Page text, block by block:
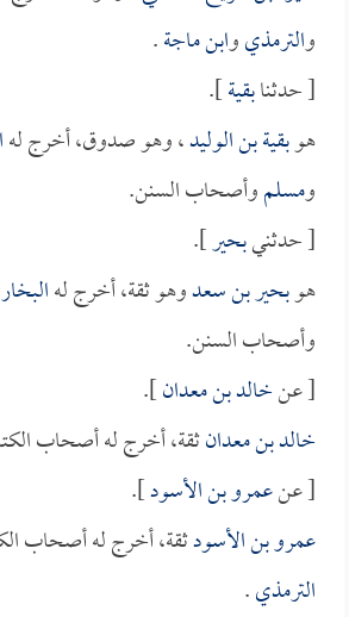
والترمذيوابن ماجة.
[ حدثنابقية].
هوبقية بن الوليد، وهو صدوق، أخرج له
ومسلموأصحاب السنن.
[ حدثنيبحير].
هوبحير بن سعدوهو ثقة، أخرج له
وأصحاب السنن.
[ عنخالد بن معدان].
خالد بن معدانثقة، أخرج له أصحاب
[ عنعمرو بن الأسود].
عمرو بن الأسودثقة، أخرج له أصحاب
الترمذي.